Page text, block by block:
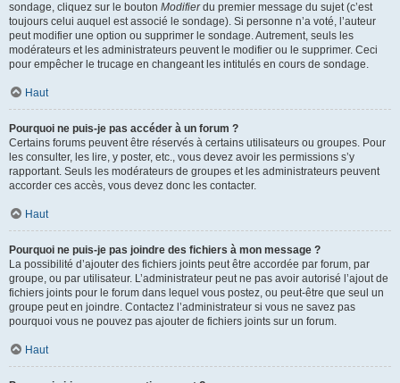
sondage, cliquez sur le bouton Modifierdu premier message du sujet (c’est
toujours celui auquel est associé le sondage). Si personne n’a voté, l’auteur
peut modifier une option ou supprimer le sondage. Autrement, seuls les
modérateurs et les administrateurs peuvent le modifier ou le supprimer. Ceci
pour empêcher le trucage en changeant les intitulés en cours de sondage.
Haut
Pourquoi ne puis-je pas accéder à un forum ?
Certains forums peuvent être réservés à certains utilisateurs ou groupes. Pour
les consulter, les lire, y poster, etc., vous devez avoir les permissions s’y
rapportant. Seuls les modérateurs de groupes et les administrateurs peuvent
accorder ces accès, vous devez donc les contacter.
Haut
Pourquoi ne puis-je pas joindre des fichiers à mon message ?
La possibilité d’ajouter des fichiers joints peut être accordée par forum, par
groupe, ou par utilisateur. L’administrateur peut ne pas avoir autorisé l’ajout de
fichiers joints pour le forum dans lequel vous postez, ou peut-être que seul un
groupe peut en joindre. Contactez l’administrateur si vous ne savez pas
pourquoi vous ne pouvez pas ajouter de fichiers joints sur un forum.
Haut